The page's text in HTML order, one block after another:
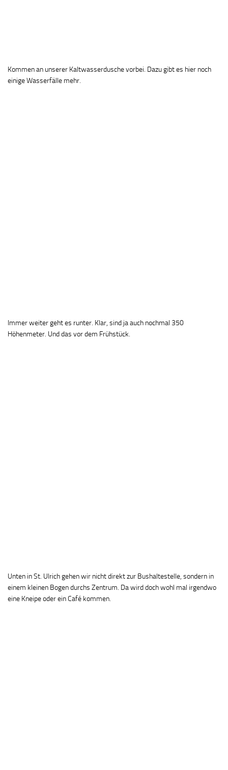
Kommen an unserer Kaltwasserdusche vorbei. Dazu gibt es hier noch
einige Wasserfälle mehr.
Immer weiter geht es runter. Klar, sind ja auch nochmal 350
Höhenmeter. Und das vor dem Frühstück.
Unten in St. Ulrich gehen wir nicht direkt zur Bushaltestelle, sondern in
einem kleinen Bogen durchs Zentrum. Da wird doch wohl mal irgendwo
eine Kneipe oder ein Café kommen.